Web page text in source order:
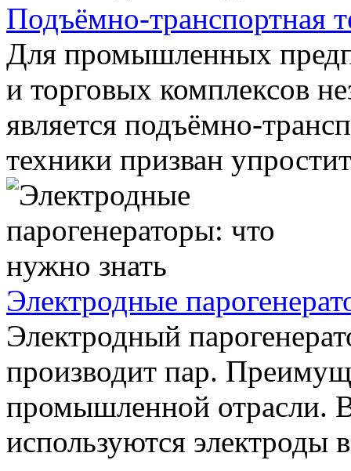
Подъёмно-транспортная
Для промышленных
и торговых комплексов
является подъёмно-
техники призван
Электродные
Электродный
производит пар.
промышленной отрасли.
используются электроды